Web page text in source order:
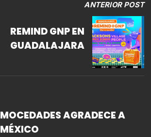
ANTERIOR POST
REMIND GNP EN
GUADALAJARA
MOCEDADES AGRADECE A
MÉXICO